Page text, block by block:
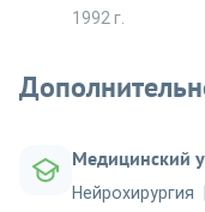
1992 г.
Медицинский
Нейрохирургия